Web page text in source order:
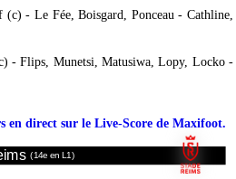
- Le Fée, Boisgard, Ponceau - Cathline,
- Flips, Munetsi, Matusiwa, Lopy, Locko -
en direct sur le Live-Score de Maxifoot.
(14e en L1)